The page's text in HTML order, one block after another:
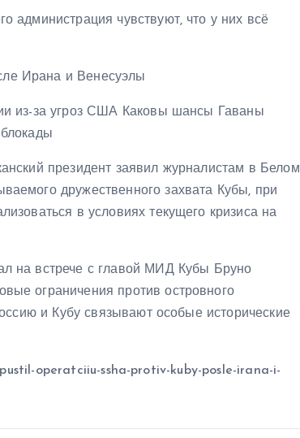
администрация чувствуют, что у них всё
из-за угроз США Каковы шансы Гаваны
президент заявил журналистам в Белом
дружественного захвата Кубы, при
в условиях текущего кризиса на
на встрече с главой МИД Кубы Бруно
ограничения против островного
и Кубу связывают особые исторические
operatciiu-ssha-protiv-kuby-posle-irana-i-